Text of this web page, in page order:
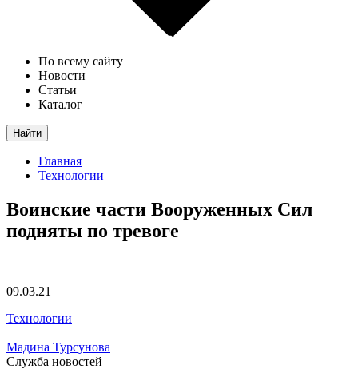
По всему сайту
Новости
Статьи
Каталог
Найти
Главная
Технологии
Воинские части Вооруженных Сил
подняты по тревоге
09.03.21
Технологии
Мадина Турсунова
Служба новостей